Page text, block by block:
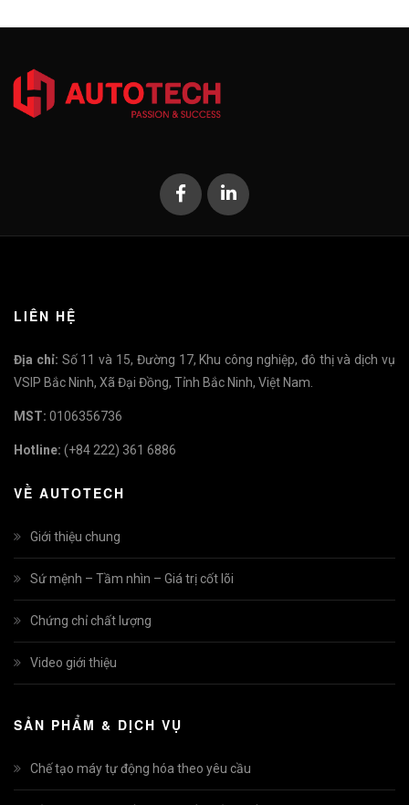
LIÊN HỆ
Địa chỉ: Số 11 và 15, Đường 17, Khu công nghiệp, đô thị và dịch vụ
VSIP Bắc Ninh, Xã Đại Đồng, Tỉnh Bắc Ninh, Việt Nam.
MST: 0106356736
Hotline: (+84 222) 361 6886
VỀ AUTOTECH
Giới thiệu chung
Sứ mệnh – Tầm nhìn – Giá trị cốt lõi
Chứng chỉ chất lượng
Video giới thiệu
SẢN PHẨM & DỊCH VỤ
Chế tạo máy tự động hóa theo yêu cầu